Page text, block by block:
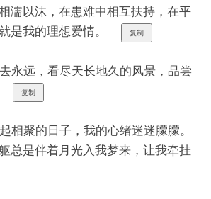
濡以沫，在患难中相互扶持，在平
是我的理想爱情。
复制
永远，看尽天长地久的风景，品尝
复制
相聚的日子，我的心绪迷迷朦朦。
总是伴着月光入我梦来，让我牵挂